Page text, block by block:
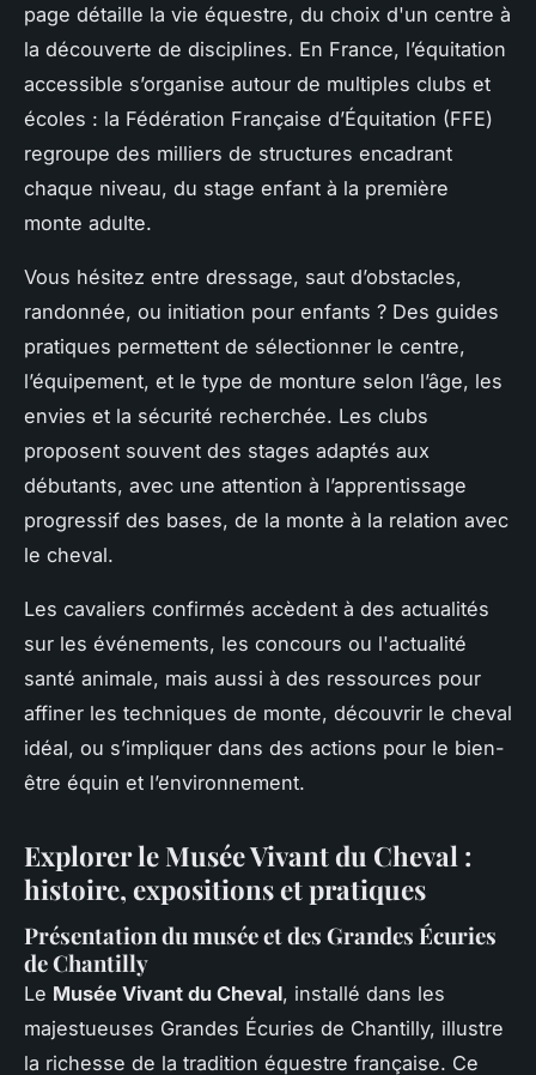
page détaille la vie équestre, du choix d'un centre à
la découverte de disciplines. En France, l’équitation
accessible s’organise autour de multiples clubs et
écoles : la Fédération Française d’Équitation (FFE)
regroupe des milliers de structures encadrant
chaque niveau, du stage enfant à la première
monte adulte.
Vous hésitez entre dressage, saut d’obstacles,
randonnée, ou initiation pour enfants ? Des guides
pratiques permettent de sélectionner le centre,
l’équipement, et le type de monture selon l’âge, les
envies et la sécurité recherchée. Les clubs
proposent souvent des stages adaptés aux
débutants, avec une attention à l’apprentissage
progressif des bases, de la monte à la relation avec
le cheval.
Les cavaliers confirmés accèdent à des actualités
sur les événements, les concours ou l'actualité
santé animale, mais aussi à des ressources pour
affiner les techniques de monte, découvrir le cheval
idéal, ou s’impliquer dans des actions pour le bien-
être équin et l’environnement.
Explorer le Musée Vivant du Cheval :
histoire, expositions et pratiques
Présentation du musée et des Grandes Écuries
de Chantilly
Le Musée Vivant du Cheval, installé dans les
majestueuses Grandes Écuries de Chantilly, illustre
la richesse de la tradition équestre française. Ce